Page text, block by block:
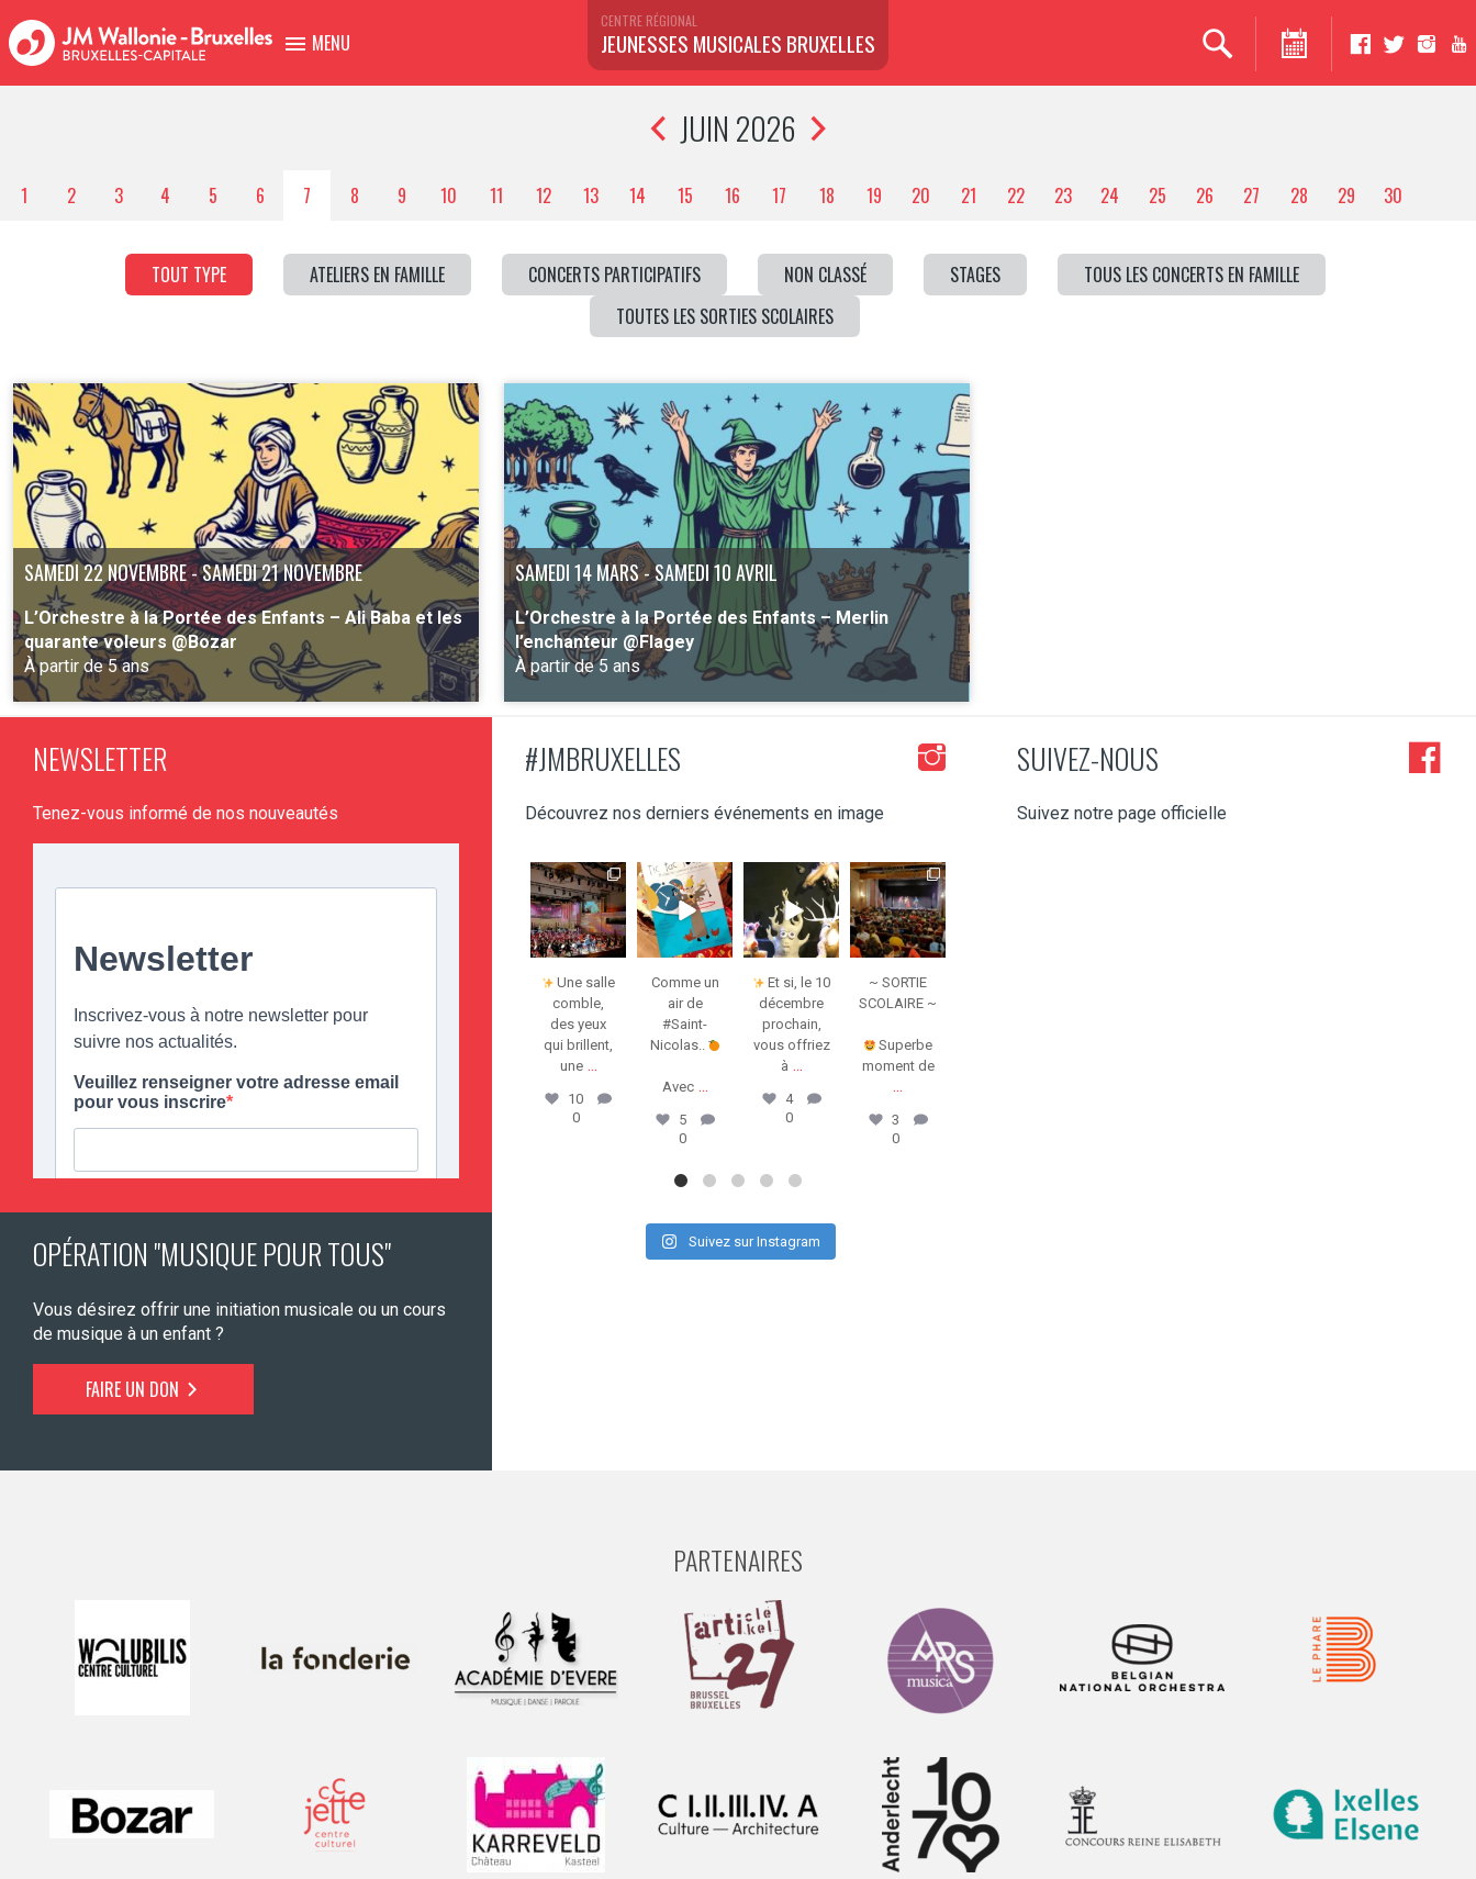
MENU
CENTRE RÉGIONAL
JEUNESSES MUSICALES BRUXELLES
JUIN 2026
1 2 3 4 5 6 7 8 9 10 11 12 13 14 15 16 17 18 19 20 21 22 23 24 25 26 27 28 29 30
TOUT TYPE ATELIERS EN FAMILLE CONCERTS PARTICIPATIFS NON CLASSÉ STAGES
TOUS LES CONCERTS EN FAMILLE
TOUTES LES SORTIES SCOLAIRES
SAMEDI 22 NOVEMBRE - SAMEDI 21 NOVEMBRE
L’Orchestre à la Portée des Enfants – Ali Baba et les
quarante voleurs @Bozar
À partir de 5 ans
SAMEDI 14 MARS - SAMEDI 10 AVRIL
L’Orchestre à la Portée des Enfants – Merlin
l’enchanteur @Flagey
À partir de 5 ans
NEWSLETTER
Tenez-vous informé de nos nouveautés
OPÉRATION "MUSIQUE POUR TOUS"
Vous désirez offrir une initiation musicale ou un cours
de musique à un enfant ?
FAIRE UN DON
#JMBRUXELLES
Découvrez nos derniers événements en image
jmbruxelles
Fév 2
Une salle
comble,
des yeux
qui brillent,
une ...
10
0
jmbruxelles
Déc 3
Comme un
air de
#Saint-
Nicolas..
Avec ...
5
0
jmbruxelles
Déc 2
Et si, le 10
décembre
prochain,
vous offriez
à ...
4
0
jmbruxelles
Nov 6
~ SORTIE
SCOLAIRE ~
Superbe
moment de
...
3
0
Suivez sur Instagram
SUIVEZ-NOUS
Suivez notre page officielle
PARTENAIRES